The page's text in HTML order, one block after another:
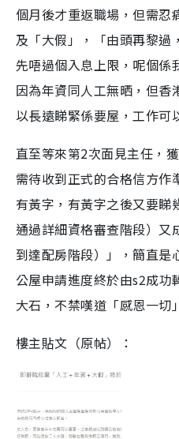
個月後才重返職場，但需忍
及「大假」，「由頭再黎過
先唔過個入息上限，呢個係
因為年資同人工無晒，但香
以長遠睇緊係要屋，工作可
直至等來第2次面見主任，
需待收到正式的合格信方作
有黃字，有黃字之後又要睇
通過詳細資格審查階段）又
到達配房階段）」，簡直是
公屋申請進度終於由s2成
大石，不禁嘆道「感恩一切
樓主貼文（原帖）：